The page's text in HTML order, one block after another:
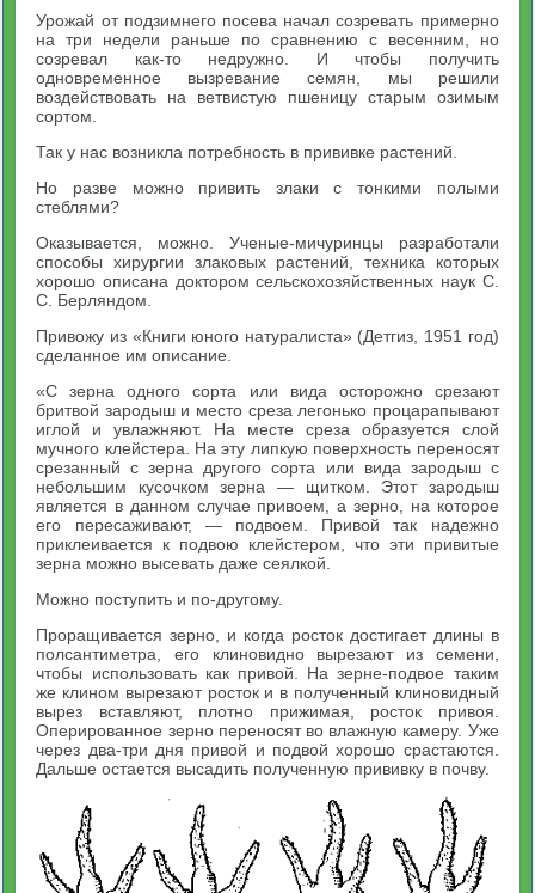
Урожай от подзимнего посева начал созревать примерно
на три недели раньше по сравнению с весенним, но
созревал как-то недружно. И чтобы получить
одновременное вызревание семян, мы решили
воздействовать на ветвистую пшеницу старым озимым
сортом.
Так у нас возникла потребность в прививке растений.
Но разве можно привить злаки с тонкими полыми
стеблями?
Оказывается, можно. Ученые-мичуринцы разработали
способы хирургии злаковых растений, техника которых
хорошо описана доктором сельскохозяйственных наук С.
С. Берляндом.
Привожу из «Книги юного натуралиста» (Детгиз, 1951 год)
сделанное им описание.
«С зерна одного сорта или вида осторожно срезают
бритвой зародыш и место среза легонько процарапывают
иглой и увлажняют. На месте среза образуется слой
мучного клейстера. На эту липкую поверхность переносят
срезанный с зерна другого сорта или вида зародыш с
небольшим кусочком зерна — щитком. Этот зародыш
является в данном случае привоем, а зерно, на которое
его пересаживают, — подвоем. Привой так надежно
приклеивается к подвою клейстером, что эти привитые
зерна можно высевать даже сеялкой.
Можно поступить и по-другому.
Проращивается зерно, и когда росток достигает длины в
полсантиметра, его клиновидно вырезают из семени,
чтобы использовать как привой. На зерне-подвое таким
же клином вырезают росток и в полученный клиновидный
вырез вставляют, плотно прижимая, росток привоя.
Оперированное зерно переносят во влажную камеру. Уже
через два-три дня привой и подвой хорошо срастаются.
Дальше остается высадить полученную прививку в почву.